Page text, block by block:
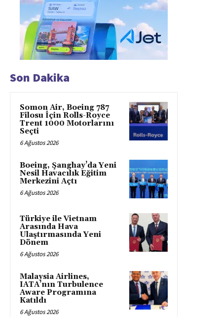
Son Dakika
Somon Air, Boeing 787
Filosu İçin Rolls-Royce
Trent 1000 Motorlarını
Seçti
6 Ağustos 2026
Boeing, Şanghay’da Yeni
Nesil Havacılık Eğitim
Merkezini Açtı
6 Ağustos 2026
Türkiye ile Vietnam
Arasında Hava
Ulaştırmasında Yeni
Dönem
6 Ağustos 2026
Malaysia Airlines,
IATA’nın Turbulence
Aware Programına
Katıldı
6 Ağustos 2026